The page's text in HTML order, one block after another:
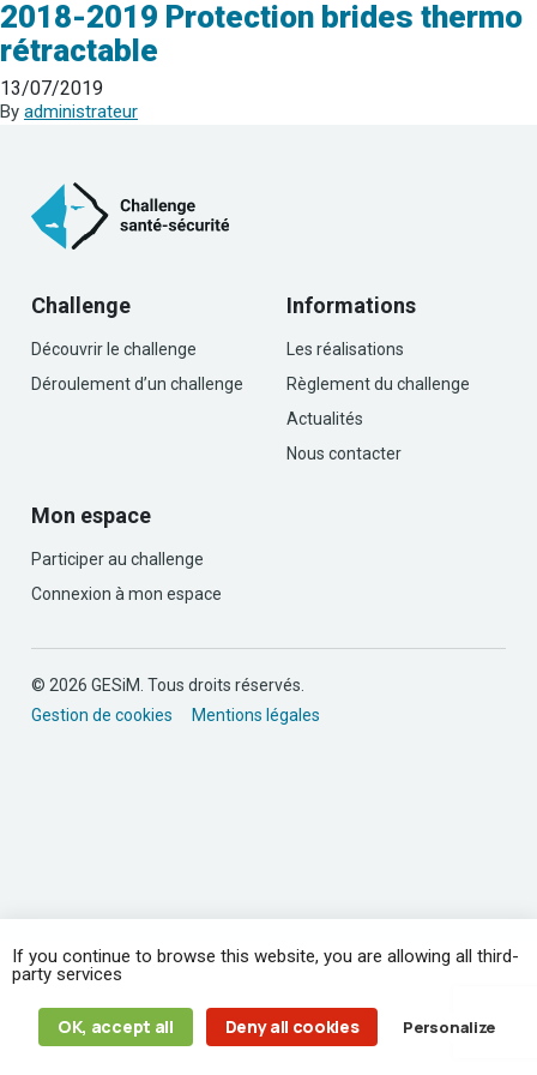
2018-2019 Protection brides thermo
rétractable
13/07/2019
By administrateur
Challenge
Découvrir le challenge
Déroulement d’un challenge
Informations
Les réalisations
Règlement du challenge
Actualités
Nous contacter
Mon espace
Participer au challenge
Connexion à mon espace
© 2026 GESiM. Tous droits réservés.
Gestion de cookies
Mentions légales
If you continue to browse this website, you are allowing all third-
party services
OK, accept all Deny all cookies Personalize